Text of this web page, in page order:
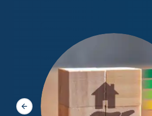
Slide précédente